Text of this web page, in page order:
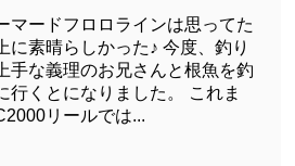
マードフロロラインは思ってた
に素晴らしかった♪ 今度、釣り
手な義理のお兄さんと根魚を釣
行くとになりました。 これま
リールでは...